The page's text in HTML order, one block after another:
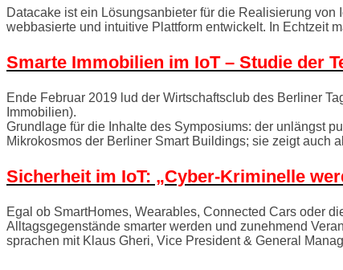
Datacake ist ein Lösungsanbieter für die Realisierung
webbasierte und intuitive Plattform entwickelt. In Echtzeit
Smarte Immobilien im IoT – Studie der
Ende Februar 2019 lud der Wirtschaftsclub des Berliner
Immobilien).
Grundlage für die Inhalte des Symposiums: der unlängst
Mikrokosmos der Berliner Smart Buildings; sie zeigt auch
Sicherheit im IoT: „Cyber-Kriminelle
Egal ob SmartHomes, Wearables, Connected Cars oder
Alltagsgegenstände smarter werden und zunehmend
sprachen mit Klaus Gheri, Vice President & General